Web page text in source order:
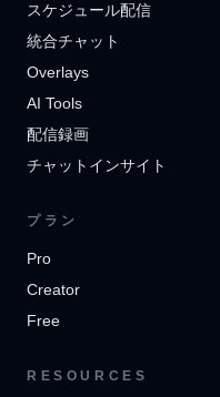
スケジュール配信
統合チャット
Overlays
AI Tools
配信録画
チャットインサイト
プラン
Pro
Creator
Free
RESOURCES